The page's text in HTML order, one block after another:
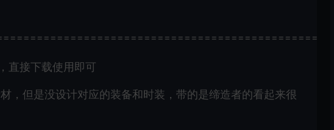
直接下载使用即可
，但是没设计对应的装备和时装，带的是缔造者的看起来很